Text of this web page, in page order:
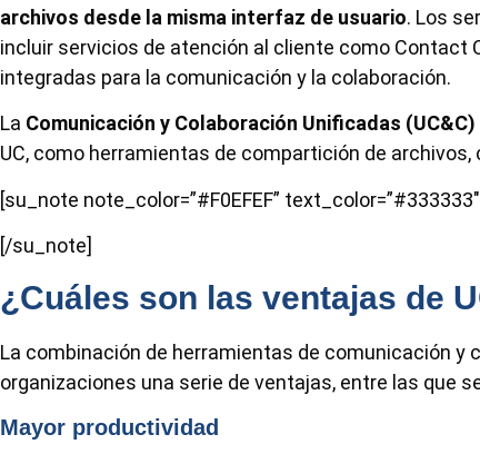
archivos desde la misma interfaz de usuario. Los
incluir servicios de atención al cliente como Contact
integradas para la comunicación y la colaboración.
La Comunicación y Colaboración Unificadas
UC, como herramientas de compartición de
[su_note note_color=”#F0EFEF” text_color=”#333333″
[/su_note]
¿Cuáles son las ventajas de
La combinación de herramientas de comunicación y
organizaciones una serie de ventajas, entre las que
Mayor productividad